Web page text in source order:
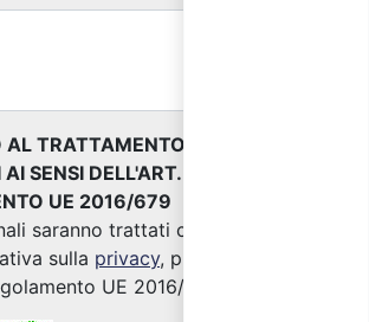
TRATTAMENTO DEI DATI
SENSI DELL'ART. 13 DEL
UE 2016/679
saranno trattati come indicato
sulla privacy, predisposta ai
UE 2016/679